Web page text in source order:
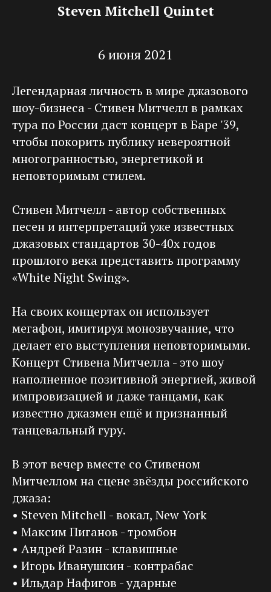
Steven Mitchell Quintet
6 июня 2021
Легендарная личность в мире джазового
шоу-бизнеса - Стивен Митчелл в рамках
тура по России даст концерт в Баре '39,
чтобы покорить публику невероятной
многогранностью, энергетикой и
неповторимым стилем.
Стивен Митчелл - автор собственных
песен и интерпретаций уже известных
джазовых стандартов 30-40х годов
прошлого века представить программу
«White Night Swing».
На своих концертах он использует
мегафон, имитируя монозвучание, что
делает его выступления неповторимыми.
Концерт Стивена Митчелла - это шоу
наполненное позитивной энергией, живой
импровизацией и даже танцами, как
известно джазмен ещё и признанный
танцевальный гуру.
В этот вечер вместе со Стивеном
Митчеллом на сцене звёзды российского
джаза:
• Steven Mitchell - вокал, New York
• Максим Пиганов - тромбон
• Андрей Разин - клавишные
• Игорь Иванушкин - контрабас
• Ильдар Нафигов - ударные